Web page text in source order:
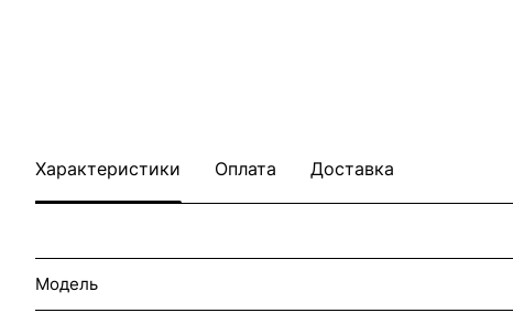
Характеристики Оплата Доставка
Модель